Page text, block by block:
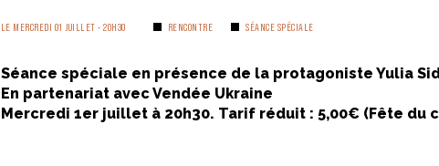
LE MERCREDI 01 JUILLET - 20H30 RENCONTRE SÉANCE SPÉCIALE
Séance spéciale en présence de la protagoniste Yulia
En partenariat avec Vendée Ukraine
Mercredi 1er juillet à 20h30. Tarif réduit : 5,00€ (Fête du